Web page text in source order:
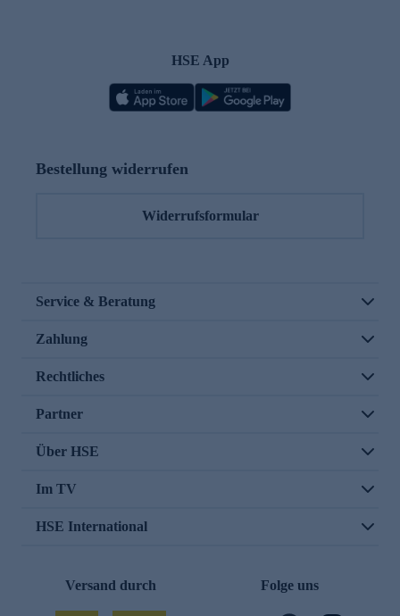
HSE App
Bestellung widerrufen
Widerrufsformular
Service & Beratung
Zahlung
Rechtliches
Partner
Über HSE
Im TV
HSE International
Versand durch Folge uns